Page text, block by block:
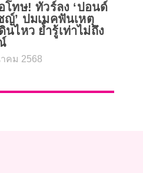
โทษ! ทัวร์ลง ‘ปอนด์
ญ์’ ปมเมคฟันเหตุ
นไหว ย้ำรู้เท่าไม่ถึง
คม 2568